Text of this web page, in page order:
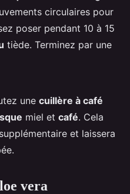
circulaires pour
poser pendant 10 à 15
tiède. Terminez par une
une cuillère à café
miel et café. Cela
et laissera
vera